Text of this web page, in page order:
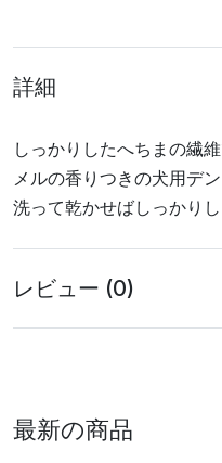
詳細
しっかりしたへちまの繊
メルの香りつきの犬用デ
洗って乾かせばしっかり
レビュー (0)
最新の商品